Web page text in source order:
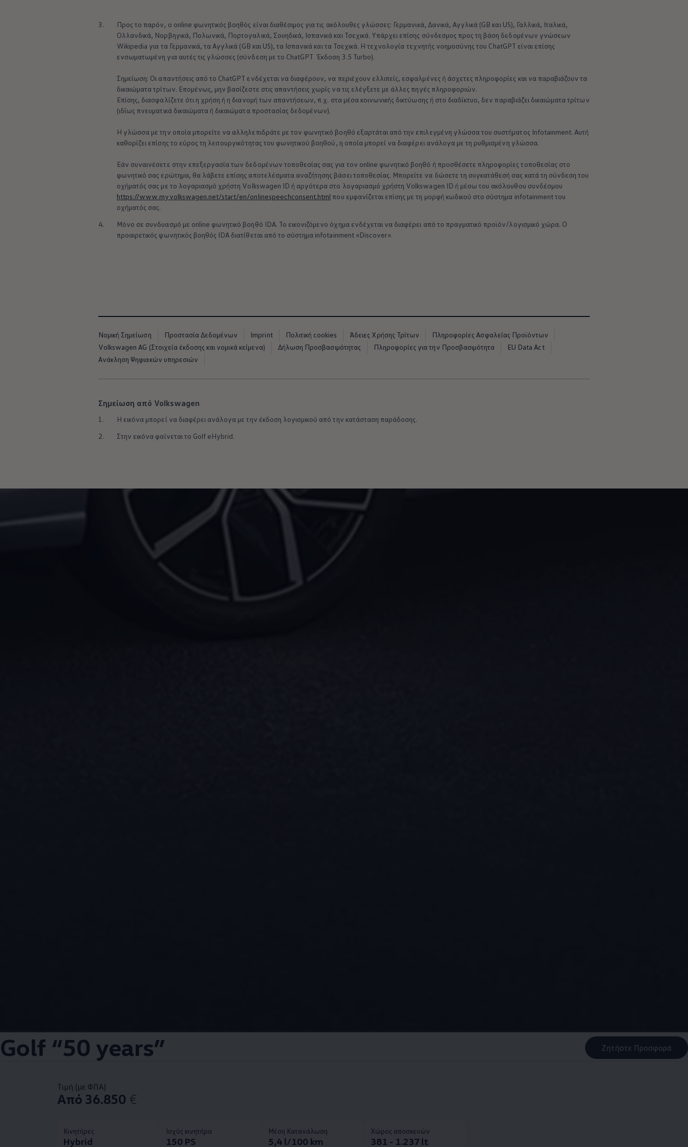
Προειδοποιητικές και ενδεικτικές λυχνίες
Eνημερώσεις λογισμικού
Digital Manual - Ψηφιακό εγχειρίδιο
Υπηρεσίες Volkswagen
Pick Up & Delivery
Φροντίδα Clean Plus
Επαγγελματικά Οχήματα Volkswagen
Συντήρηση & Επισκευή Επαγγελματικών Οχημάτων Volkswagen
Σημαντικές πληροφορίες
Εγγύηση Volkswagen
Αστυπάλαια: Κίνητρα Επιδότησης
Volkswagen Bulli - 75 Χρόνια Κληρονομιάς
Golf “50 years” Ζητήστε Προσφορά
Τιμή (με ΦΠΑ)
Από 36.850 €
Κινητήρες
Hybrid
Ισχύς κινητήρα
150 PS
Μέση Κατανάλωση
5,4 l/100 km
Χώρος αποσκευών
381 - 1.237 lt
3.
Προς το παρόν, ο online φωνητικός βοηθός είναι διαθέσιμος για τις ακόλουθες γλώσσες: Γερμανικά, Δανικά, Αγγλικά (GB και US), Γαλλικά, Ιταλικά,
Ολλανδικά, Νορβηγικά, Πολωνικά, Πορτογαλικά, Σουηδικά, Ισπανικά και Τσεχικά. Υπάρχει επίσης σύνδεσμος προς τη βάση δεδομένων γνώσεων
Wikipedia για τα Γερμανικά, τα Αγγλικά (GB και US), τα Ισπανικά και τα Τσεχικά. Η τεχνολογία τεχνητής νοημοσύνης του ChatGPT είναι επίσης
ενσωματωμένη για αυτές τις γλώσσες (σύνδεση με το ChatGPT Έκδοση 3.5 Turbo).
Σημείωση: Οι απαντήσεις από το ChatGPT ενδέχεται να διαφέρουν, να περιέχουν ελλιπείς, εσφαλμένες ή άσχετες πληροφορίες και να παραβιάζουν τα
δικαιώματα τρίτων. Επομένως, μην βασίζεστε στις απαντήσεις χωρίς να τις ελέγξετε με άλλες πηγές πληροφοριών.
Επίσης, διασφαλίζετε ότι η χρήση ή η διανομή των απαντήσεων, π.χ. στα μέσα κοινωνικής δικτύωσης ή στο διαδίκτυο, δεν παραβιάζει δικαιώματα τρίτων
(ιδίως πνευματικά δικαιώματα ή δικαιώματα προστασίας δεδομένων).
Η γλώσσα με την οποία μπορείτε να αλληλεπιδράτε με τον φωνητικό βοηθό εξαρτάται από την επιλεγμένη γλώσσα του συστήματος Infotainment. Αυτή
καθορίζει επίσης το εύρος τη λειτουργικότητας του φωνητικού βοηθού, η οποία μπορεί να διαφέρει ανάλογα με τη ρυθμισμένη γλώσσα.
Εάν συναινέσετε στην επεξεργασία των δεδομένων τοποθεσίας σας για τον online φωνητικό βοηθό ή προσθέσετε πληροφορίες τοποθεσίας στο
φωνητικό σας ερώτημα, θα λάβετε επίσης αποτελέσματα αναζήτησης βάσει τοποθεσίας. Μπορείτε να δώσετε τη συγκατάθεσή σας κατά τη σύνδεση του
οχήματός σας με το λογαριασμό χρήστη Volkswagen ID ή αργότερα στο λογαριασμό χρήστη Volkswagen ID ή μέσω του ακόλουθου συνδέσμου
https://www.myvolkswagen.net/start/en/onlinespeechconsent.html που εμφανίζεται επίσης με τη μορφή κωδικού στο σύστημα infotainment του
οχήματός σας.
4.
Μόνο σε συνδυασμό με online φωνητικό βοηθό IDA. Το εικονιζόμενο όχημα ενδέχεται να διαφέρει από το πραγματικό προϊόν/λογισμικό χώρα. Ο
προαιρετικός φωνητικός βοηθός IDA διατίθεται από το σύστημα infotainment «Discover».
Νομική Σημείωση Προστασία Δεδομένων Imprint Πολιτική cookies Άδειες Χρήσης Τρίτων
Πληροφορίες Ασφαλείας Προϊόντων
Volkswagen AG (Στοιχεία έκδοσης και νομικά κείμενα)
Δήλωση Προσβασιμότητας Πληροφορίες για την Προσβασιμότητα
EU Data Act
Ανάκληση Ψηφιακών υπηρεσιών
Σημείωση από Volkswagen
1.
Η εικόνα μπορεί να διαφέρει ανάλογα με την έκδοση λογισμικού από την κατάσταση παράδοσης.
2.
Στην εικόνα φαίνεται το Golf eHybrid.